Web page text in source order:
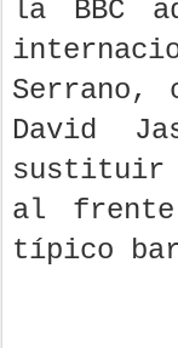
la BBC
Serrano,
David
sustituir
al
típico